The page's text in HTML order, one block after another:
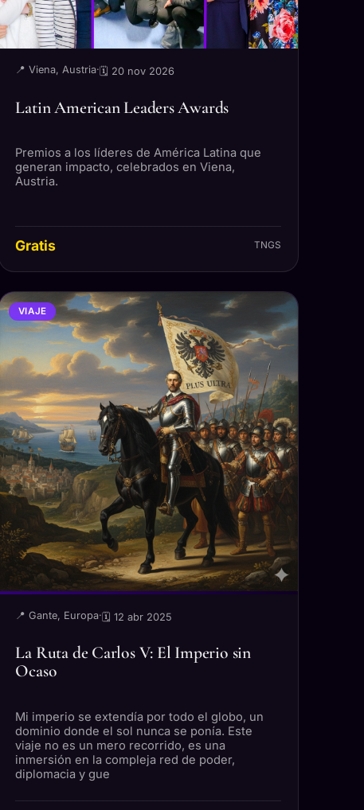
📍 Viena, Austria·🗓 20 nov 2026
Latin American Leaders Awards
Premios a los líderes de América Latina que
generan impacto, celebrados en Viena,
Austria.
Gratis TNGS
VIAJE
📍 Gante, Europa·🗓 12 abr 2025
La Ruta de Carlos V: El Imperio sin
Ocaso
Mi imperio se extendía por todo el globo, un
dominio donde el sol nunca se ponía. Este
viaje no es un mero recorrido, es una
inmersión en la compleja red de poder,
diplomacia y gue